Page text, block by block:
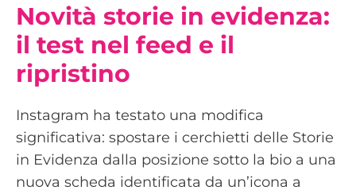
Novità storie in evidenza:
il test nel feed e il
ripristino
Instagram ha testato una modifica
significativa: spostare i cerchietti delle Storie
in Evidenza dalla posizione sotto la bio a una
nuova scheda identificata da un’icona a